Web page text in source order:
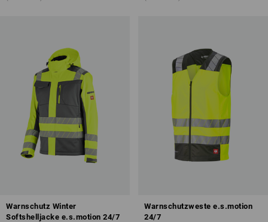
Warnschutz Winter
Softshelljacke e.s.motion 24/7
Warnschutzweste e.s.motion
24/7